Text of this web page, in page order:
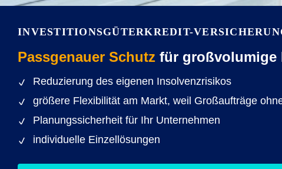
INVESTITIONSGÜTERKREDIT-
Passgenauer Schutz für großvolumige
Reduzierung des eigenen Insolvenzrisikos
größere Flexibilität am Markt, weil Großaufträge
Planungssicherheit für Ihr Unternehmen
individuelle Einzellösungen